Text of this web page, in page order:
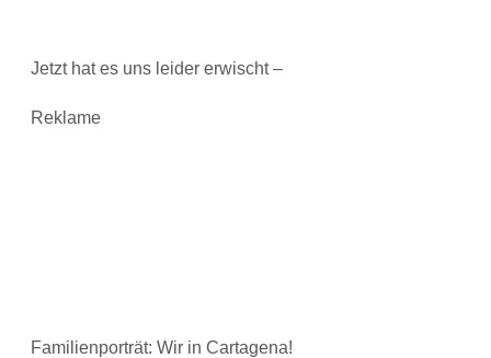
Jetzt hat es uns leider erwischt –
Reklame
Familienporträt: Wir in Cartagena!